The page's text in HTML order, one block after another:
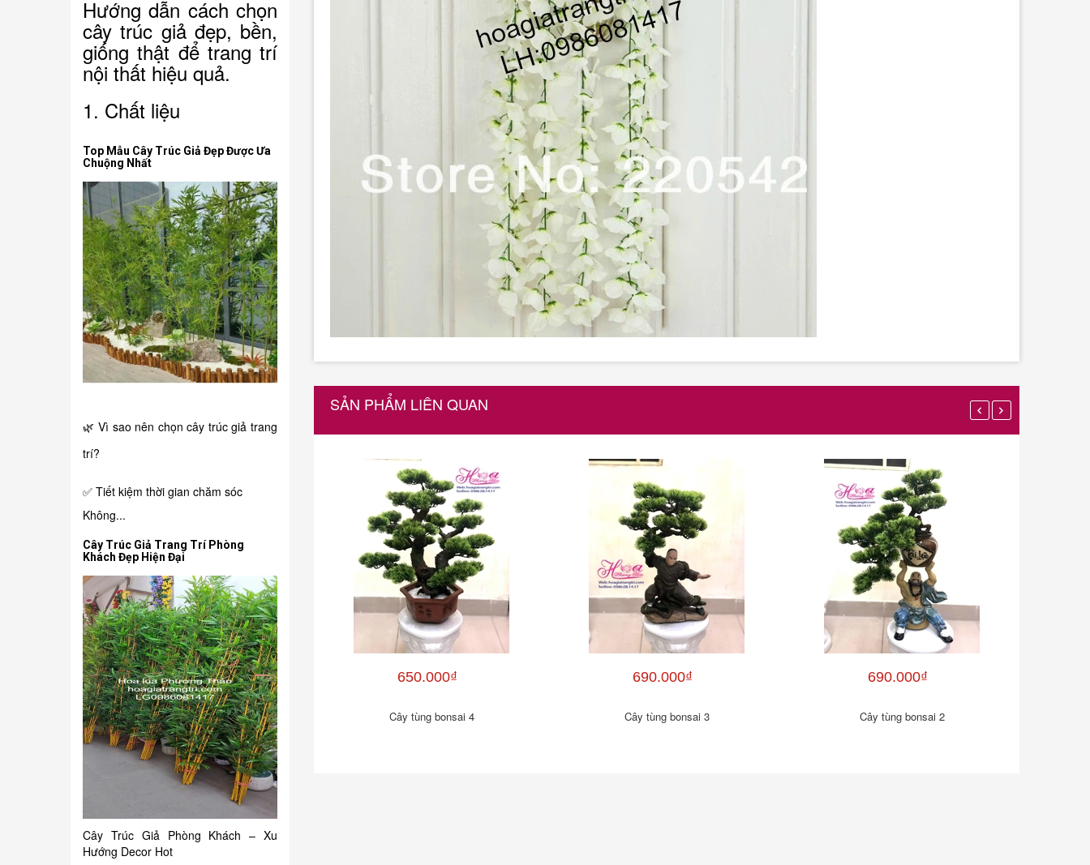
SẢN PHẨM LIÊN QUAN
150.000₫
Chậu hồng môn giả
650.000₫
Cây tùng bonsai 4
690.000₫
Cây tùng bonsai 3
690.000₫
Cây tùng bonsai 2
Hướng dẫn cách chọn
cây trúc giả đẹp, bền,
giống thật để trang trí
nội thất hiệu quả.
1. Chất liệu
Top Mẫu Cây Trúc Giả Đẹp Được Ưa
Chuộng Nhất
🌿 Vì sao nên chọn cây trúc giả trang
trí?
✅ Tiết kiệm thời gian chăm sóc
Không...
Cây Trúc Giả Trang Trí Phòng
Khách Đẹp Hiện Đại
Cây Trúc Giả Phòng Khách – Xu
Hướng Decor Hot